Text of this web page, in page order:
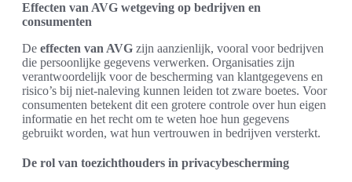
Effecten van AVG wetgeving op bedrijven en
consumenten
De effecten van AVG zijn aanzienlijk, vooral voor bedrijven
die persoonlijke gegevens verwerken. Organisaties zijn
verantwoordelijk voor de bescherming van klantgegevens en
risico’s bij niet-naleving kunnen leiden tot zware boetes. Voor
consumenten betekent dit een grotere controle over hun eigen
informatie en het recht om te weten hoe hun gegevens
gebruikt worden, wat hun vertrouwen in bedrijven versterkt.
De rol van toezichthouders in privacybescherming